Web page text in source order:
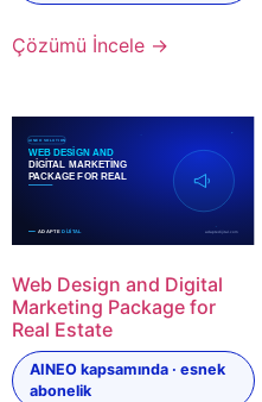
Çözümü İncele →
Web Design and Digital
Marketing Package for
Real Estate
AINEO kapsamında · esnek
abonelik